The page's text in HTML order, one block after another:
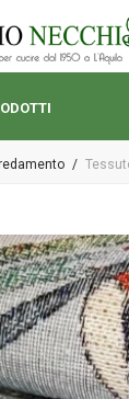
MENU
Cucire)
/